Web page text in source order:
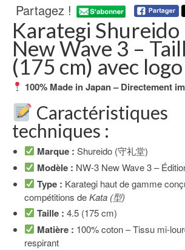
Partagez !
Karategi
New Wave 3 –
(175 cm) avec
100% Made in Japan – Directement
Caractéristiques
techniques :
Marque : Shureido (守礼堂)
Modèle : NW-3 New Wave 3 –
Type : Karategi haut de gamme
compétitions deKata (型)
Taille : 4.5 (175 cm)
Matière : 100% coton – Tissu mi-
respirant